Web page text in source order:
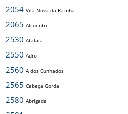
2054 Vila Nova da Rainha
2065 Alcoentre
2530 Atalaia
2550 Adro
2560 A dos Cunhados
2565 Cabeça Gorda
2580 Abrigada